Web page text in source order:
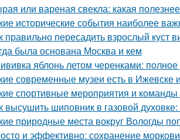
или вареная свекла: какая полезнее
исторические события наиболее
правильно пересадить взрослый куст
была основана Москва и кем
яблонь летом черенками:
современные музеи есть в Ижевске
спортивные мероприятия и
высушить шиповник в газовой
природные места вокруг Вологды
и эффективно: сохранение